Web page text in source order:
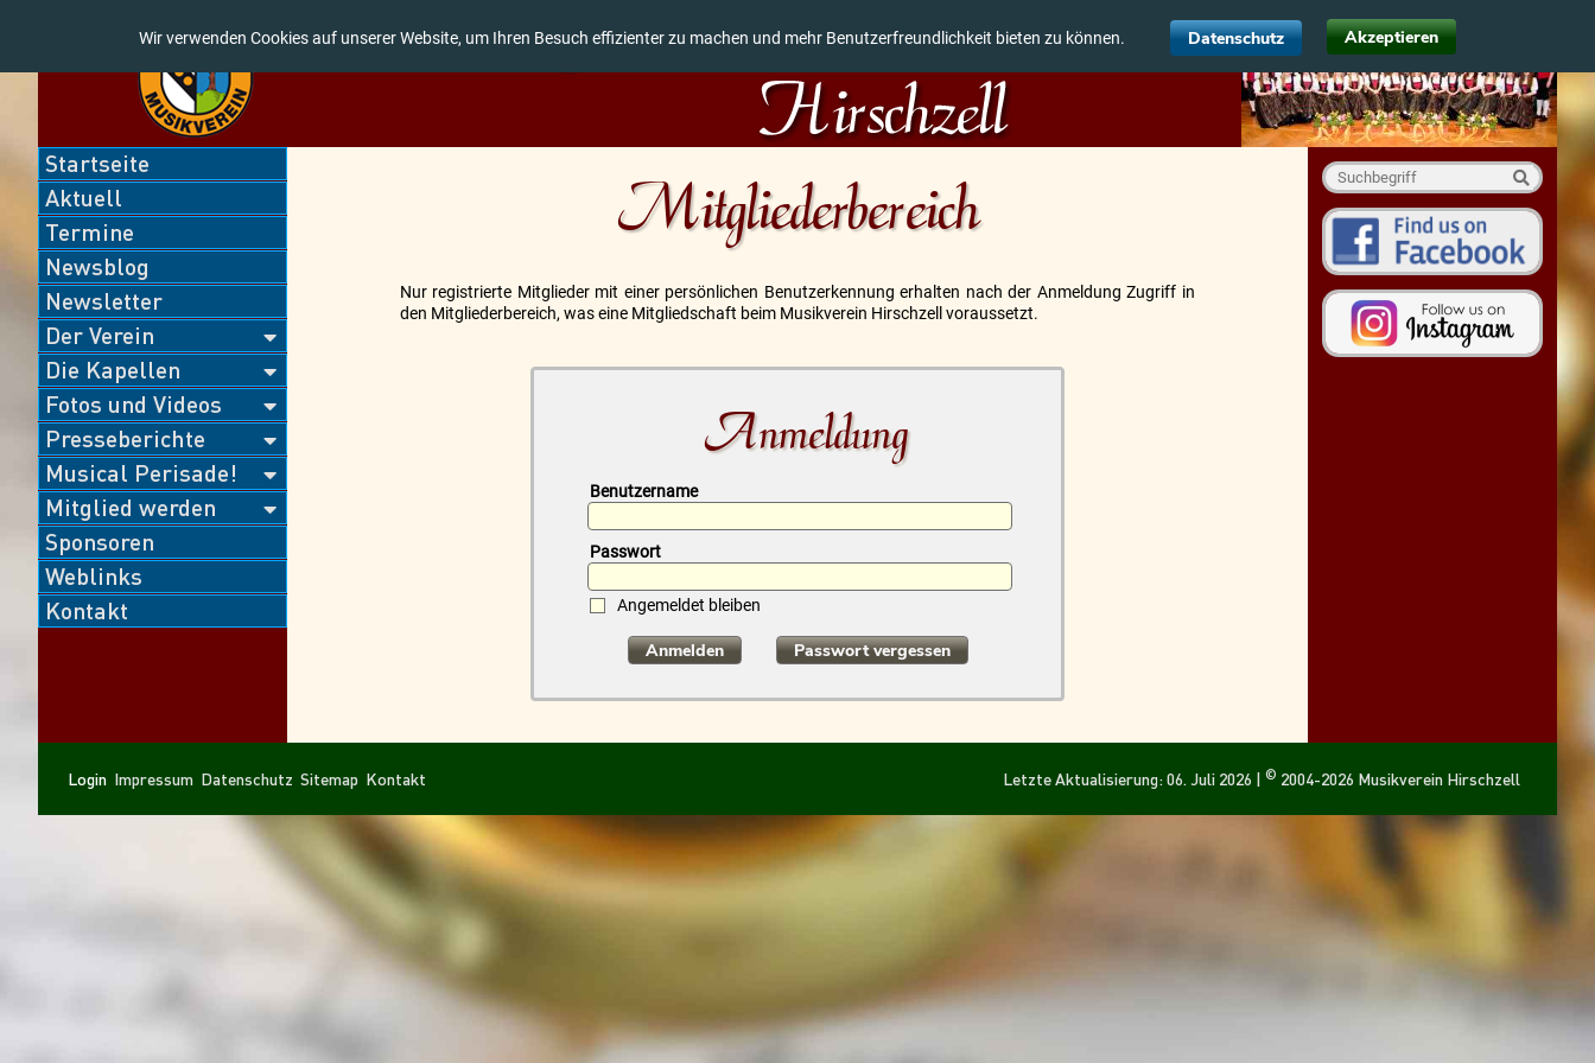
Mitgliederbereich
Nur registrierte Mitglieder mit einer persönlichen Benutzerkennung erhalten nach der Anmeldung Zugriff in
den Mitgliederbereich, was eine Mitgliedschaft beim Musikverein Hirschzell voraussetzt.
Anmeldung
Benutzername
Passwort
Angemeldet bleiben
Anmelden Passwort vergessen
Navigation
überspringen
Startseite
Aktuell
Termine
Newsblog
Newsletter
Der Verein
Die Kapellen
Fotos und Videos
Presseberichte
Musical Perisade!
Mitglied werden
Sponsoren
Weblinks
Kontakt
Navigation
überspringen
Login Impressum Datenschutz Navigation
überspringen
Sitemap Kontakt Letzte Aktualisierung: 06. Juli 2026 | © 2004-2026 Musikverein Hirschzell
Wir verwenden Cookies auf unserer Website, um Ihren Besuch effizienter zu machen und mehr Benutzerfreundlichkeit bieten zu können. Datenschutz Akzeptieren